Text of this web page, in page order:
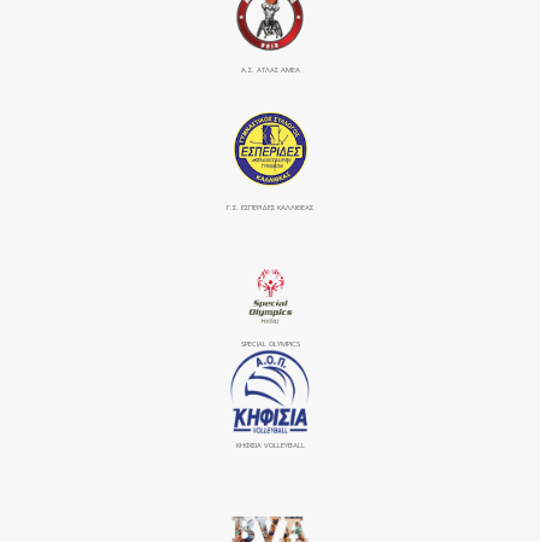
Α.Σ. ΑΤΛΑΣ ΑΜΕΑ
Γ.Σ. ΕΣΠΕΡΙΔΕΣ ΚΑΛΛΙΘΕΑΣ
SPECIAL OLYMPICS
ΚΗΦΙΣΙΆ VOLLEYBALL